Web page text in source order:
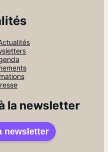
la newsletter
newsletter